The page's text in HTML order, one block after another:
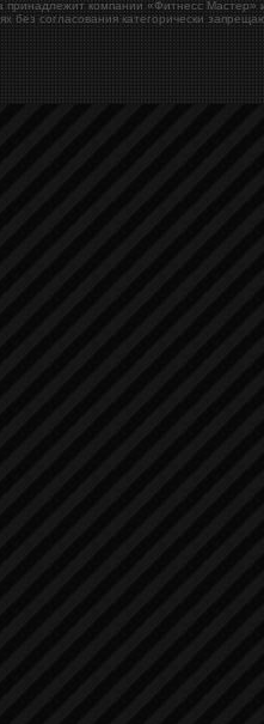
принадлежит компании «Фитнесс Мастер»
без согласования категорически